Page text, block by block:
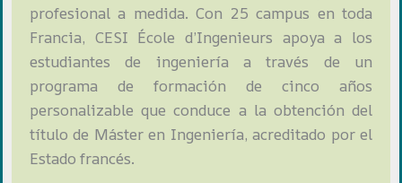
profesional a medida. Con 25 campus en toda
Francia, CESI École d’Ingenieurs apoya a los
estudiantes de ingeniería a través de un
programa de formación de cinco años
personalizable que conduce a la obtención del
título de Máster en Ingeniería, acreditado por el
Estado francés.